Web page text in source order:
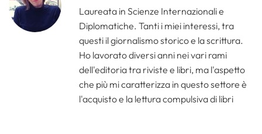
Laureata in Scienze Internazionali e
Diplomatiche. Tanti i miei interessi, tra
questi il giornalismo storico e la scrittura.
Ho lavorato diversi anni nei vari rami
dell'editoria tra riviste e libri, ma l'aspetto
che più mi caratterizza in questo settore è
l'acquisto e la lettura compulsiva di libri